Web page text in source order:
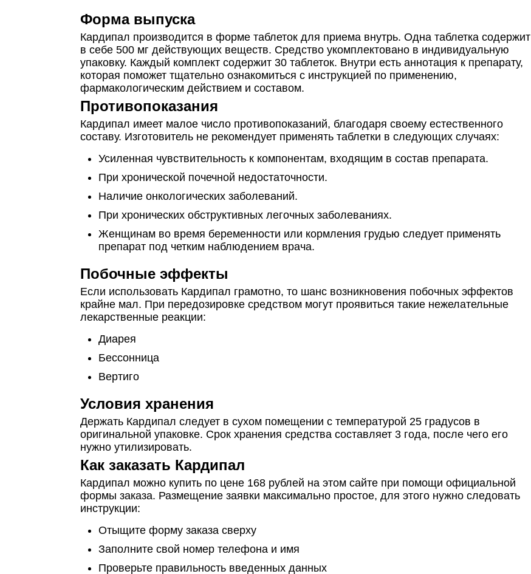
Форма выпуска
Кардипал производится в форме таблеток для приема внутрь. Одна таблетка содержит
в себе 500 мг действующих веществ. Средство укомплектовано в индивидуальную
упаковку. Каждый комплект содержит 30 таблеток. Внутри есть аннотация к препарату,
которая поможет тщательно ознакомиться с инструкцией по применению,
фармакологическим действием и составом.
Противопоказания
Кардипал имеет малое число противопоказаний, благодаря своему естественного
составу. Изготовитель не рекомендует применять таблетки в следующих случаях:
Усиленная чувствительность к компонентам, входящим в состав препарата.
При хронической почечной недостаточности.
Наличие онкологических заболеваний.
При хронических обструктивных легочных заболеваниях.
Женщинам во время беременности или кормления грудью следует применять
препарат под четким наблюдением врача.
Побочные эффекты
Если использовать Кардипал грамотно, то шанс возникновения побочных эффектов
крайне мал. При передозировке средством могут проявиться такие нежелательные
лекарственные реакции:
Диарея
Бессонница
Вертиго
Условия хранения
Держать Кардипал следует в сухом помещении с температурой 25 градусов в
оригинальной упаковке. Срок хранения средства составляет 3 года, после чего его
нужно утилизировать.
Как заказать Кардипал
Кардипал можно купить по цене 168 рублей на этом сайте при помощи официальной
формы заказа. Размещение заявки максимально простое, для этого нужно следовать
инструкции:
Отыщите форму заказа сверху
Заполните свой номер телефона и имя
Проверьте правильность введенных данных